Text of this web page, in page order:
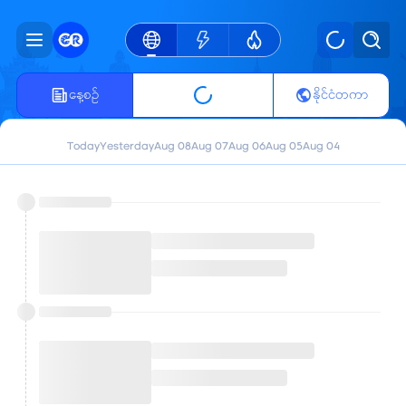
နေ့စဥ် နိုင်ငံတကာ
TodayYesterdayAug 08Aug 07Aug 06Aug 05Aug 04